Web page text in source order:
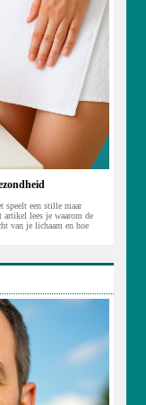
speelt een stille maar
lees je waarom de
van je lichaam en hoe